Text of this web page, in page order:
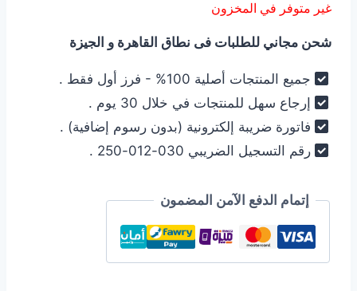
هو:
580,00 EGP.
540,00 EGP.
غير متوفر في المخزون
شحن مجاني للطلبات فى نطاق القاهرة و الجيزة
جميع المنتجات أصلية 100% - فرز أول فقط .
إرجاع سهل للمنتجات في خلال 30 يوم .
فاتورة ضريبة إلكترونية (بدون رسوم إضافية) .
رقم التسجيل الضريبي 030-012-250 .
إتمام الدفع الآمن المضمون